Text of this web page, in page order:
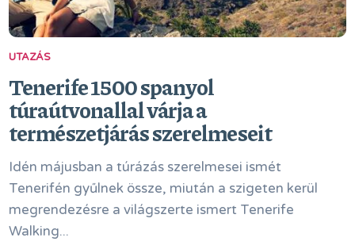
UTAZÁS
Tenerife 1500 spanyol
túraútvonallal várja a
természetjárás szerelmeseit
Idén májusban a túrázás szerelmesei ismét
Tenerifén gyűlnek össze, miután a szigeten kerül
megrendezésre a világszerte ismert Tenerife
Walking...